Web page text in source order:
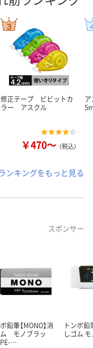
修正テープ ビビットカ
ラー アスクル
￥470～ （税込）
ンキングをもっと見る
スポンサー
鉛筆【MONO】消
ム モノブラッ
…
トンボ鉛
しゴム